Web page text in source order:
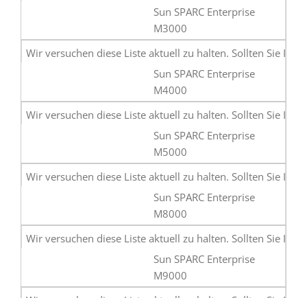
Sun SPARC Enterprise
M3000
Sun SPARC Enterprise
M4000
Sun SPARC Enterprise
M5000
Sun SPARC Enterprise
M8000
Sun SPARC Enterprise
M9000